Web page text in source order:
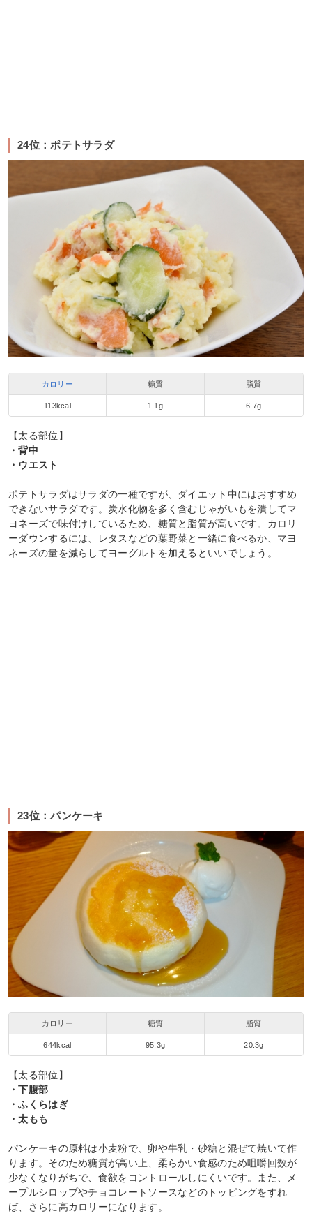
24位：ポテトサラダ
カロリー 糖質 脂質
113kcal 1.1g 6.7g
【太る部位】
・背中
・ウエスト
ポテトサラダはサラダの一種ですが、ダイエット中にはおすすめ
できないサラダです。炭水化物を多く含むじゃがいもを潰してマ
ヨネーズで味付けしているため、糖質と脂質が高いです。カロリ
ーダウンするには、レタスなどの葉野菜と一緒に食べるか、マヨ
ネーズの量を減らしてヨーグルトを加えるといいでしょう。
23位：パンケーキ
カロリー 糖質 脂質
644kcal 95.3g 20.3g
【太る部位】
・下腹部
・ふくらはぎ
・太もも
パンケーキの原料は小麦粉で、卵や牛乳・砂糖と混ぜて焼いて作
ります。そのため糖質が高い上、柔らかい食感のため咀嚼回数が
少なくなりがちで、食欲をコントロールしにくいです。また、メ
ープルシロップやチョコレートソースなどのトッピングをすれ
ば、さらに高カロリーになります。